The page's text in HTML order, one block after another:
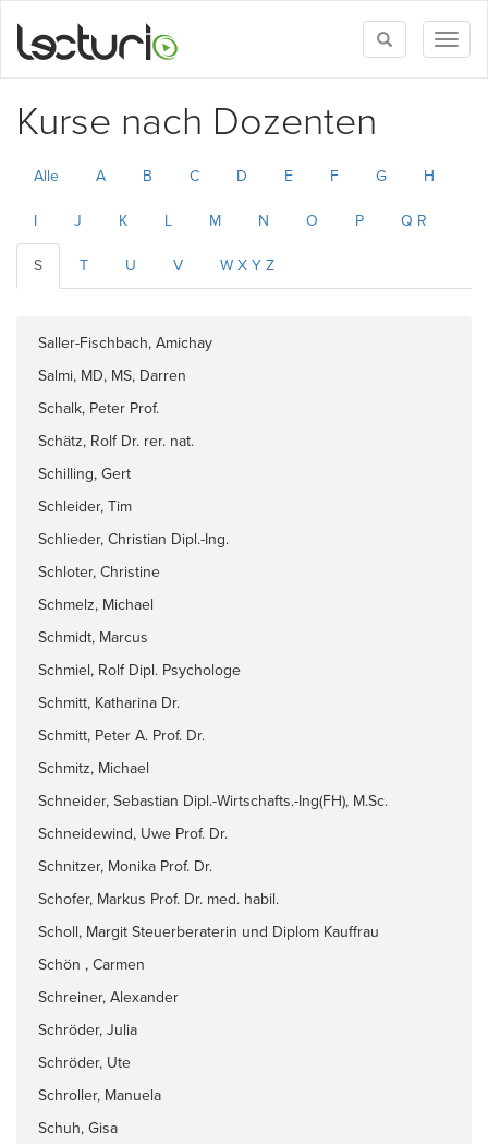
Toggle
search
Kurse nach Dozenten
Alle A B C D E F G H
I J K L M N O P Q R
S T U V W X Y Z
Saller-Fischbach, Amichay
Salmi, MD, MS, Darren
Schalk, Peter Prof.
Schätz, Rolf Dr. rer. nat.
Schilling, Gert
Schleider, Tim
Schlieder, Christian Dipl.-Ing.
Schloter, Christine
Schmelz, Michael
Schmidt, Marcus
Schmiel, Rolf Dipl. Psychologe
Schmitt, Katharina Dr.
Schmitt, Peter A. Prof. Dr.
Schmitz, Michael
Schneider, Sebastian Dipl.-Wirtschafts.-Ing(FH), M.Sc.
Schneidewind, Uwe Prof. Dr.
Schnitzer, Monika Prof. Dr.
Schofer, Markus Prof. Dr. med. habil.
Scholl, Margit Steuerberaterin und Diplom Kauffrau
Schön , Carmen
Schreiner, Alexander
Schröder, Julia
Schröder, Ute
Schroller, Manuela
Schuh, Gisa